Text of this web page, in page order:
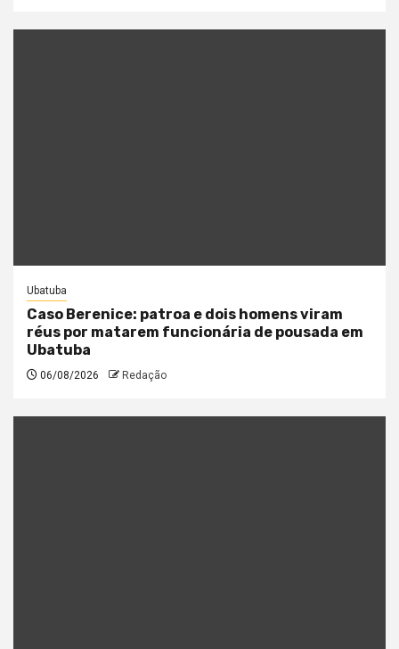
Ubatuba
Caso Berenice: patroa e dois homens viram
réus por matarem funcionária de pousada em
Ubatuba
06/08/2026 Redação